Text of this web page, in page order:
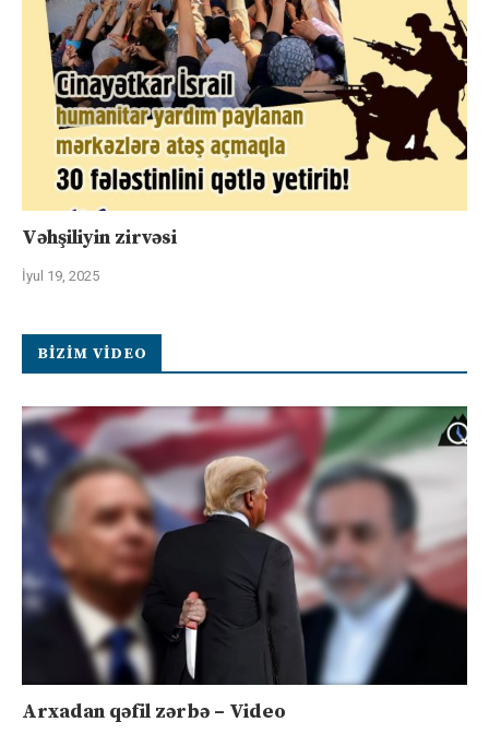
Vəhşiliyin zirvəsi
İyul 19, 2025
BIZIM VIDEO
Arxadan qəfil zərbə – Video